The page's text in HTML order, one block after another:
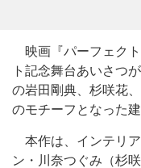
映画『パーフェク
ト記念舞台あいさつ
の岩田剛典、杉咲花
のモチーフとなった
本作は、インテリ
ン・川奈つぐみ（杉